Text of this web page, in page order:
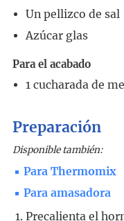
Un pellizco de sal
Azúcar glas
Para el acabado
1 cucharada de
Preparación
Disponible también:
Para Thermomix
Para amasadora
Precalienta el